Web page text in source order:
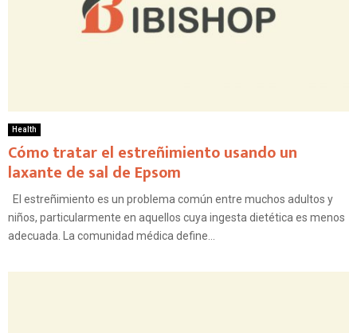
Health
Cómo tratar el estreñimiento usando un
laxante de sal de Epsom
El estreñimiento es un problema común entre muchos adultos y
niños, particularmente en aquellos cuya ingesta dietética es menos
adecuada. La comunidad médica define...